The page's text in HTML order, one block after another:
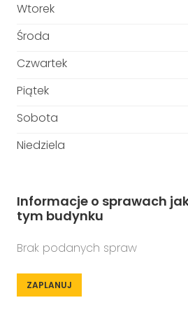
Wtorek
Środa
Czwartek
Piątek
Sobota
Niedziela
Informacje o sprawach
tym budynku
Brak podanych spraw
ZAPLANUJ